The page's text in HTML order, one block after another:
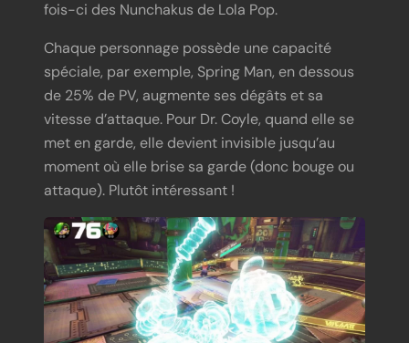
fois-ci des Nunchakus de Lola Pop.
Chaque personnage possède une capacité
spéciale, par exemple, Spring Man, en dessous
de 25% de PV, augmente ses dégâts et sa
vitesse d’attaque. Pour Dr. Coyle, quand elle se
met en garde, elle devient invisible jusqu’au
moment où elle brise sa garde (donc bouge ou
attaque). Plutôt intéressant !